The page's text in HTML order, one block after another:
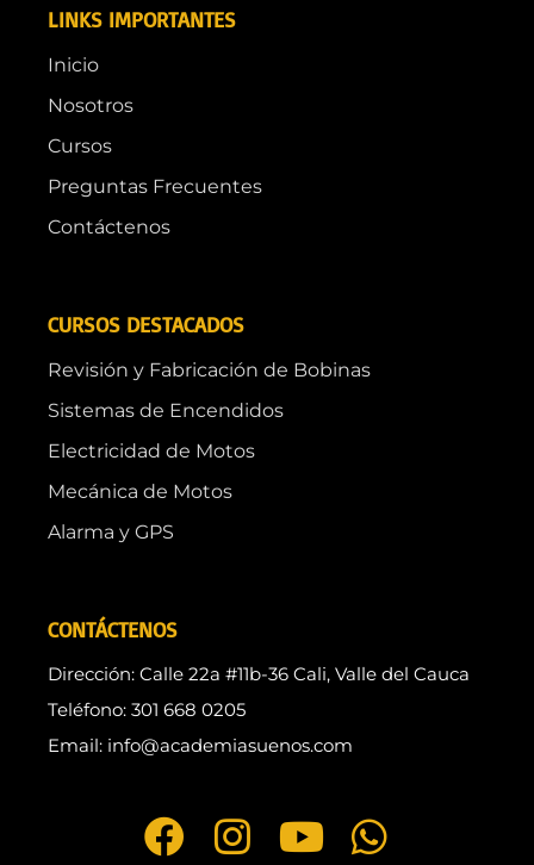
LINKS IMPORTANTES
Inicio
Nosotros
Cursos
Preguntas Frecuentes
Contáctenos
CURSOS DESTACADOS
Revisión y Fabricación de Bobinas
Sistemas de Encendidos
Electricidad de Motos
Mecánica de Motos
Alarma y GPS
CONTÁCTENOS
Dirección: Calle 22a #11b-36 Cali, Valle del Cauca
Teléfono: 301 668 0205
Email: info@academiasuenos.com